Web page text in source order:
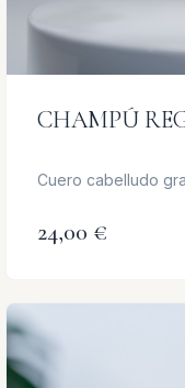
CHAMPÚ
Cuero cabelludo
24,00 €